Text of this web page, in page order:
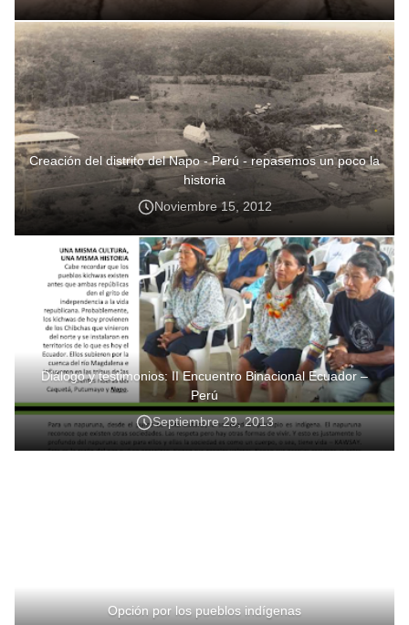
Creación del distrito del Napo - Perú - repasemos un poco la
historia
Noviembre 15, 2012
Diálogo y testimonios: II Encuentro Binacional Ecuador –
Perú
Septiembre 29, 2013
Opción por los pueblos indígenas